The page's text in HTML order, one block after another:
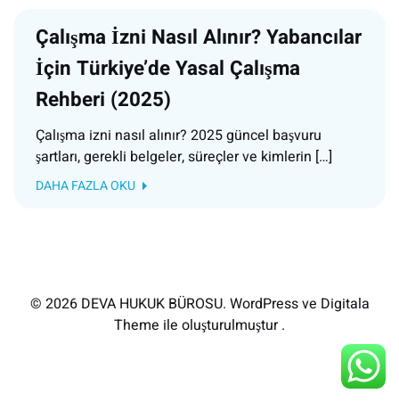
Çalışma İzni Nasıl Alınır? Yabancılar
İçin Türkiye’de Yasal Çalışma
Rehberi (2025)
Çalışma izni nasıl alınır? 2025 güncel başvuru
şartları, gerekli belgeler, süreçler ve kimlerin […]
DAHA FAZLA OKU
© 2026 DEVA HUKUK BÜROSU. WordPress ve Digitala
Theme ile oluşturulmuştur .